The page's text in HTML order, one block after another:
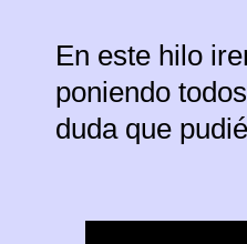
En este hilo
poniendo
duda que